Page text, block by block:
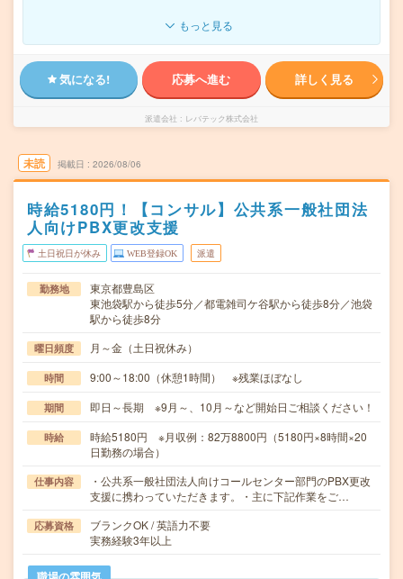
もっと見る
気になる! 応募へ進む 詳しく見る
派遣会社 レバテック株式会社
未読 掲載日 2026/08/06
時給5180円！【コンサル】公共系一般社団法
人向けPBX更改支援
土日祝日が休み WEB登録OK 派遣
勤務地
東京都豊島区
東池袋駅から徒歩5分／都電雑司ケ谷駅から徒歩8分／池袋
駅から徒歩8分
曜日頻度 月～金（土日祝休み）
時間 9:00～18:00（休憩1時間） ※残業ほぼなし
期間 即日～長期 ※9月～、10月～など開始日ご相談ください！
時給
時給5180円 ※月収例：82万8800円（5180円×8時間×20
日勤務の場合）
仕事内容
・公共系一般社団法人向けコールセンター部門のPBX更改
支援に携わっていただきます。・主に下記作業をご…
応募資格
ブランクOK / 英語力不要
実務経験3年以上